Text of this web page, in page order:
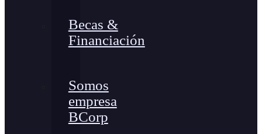
Becas &
Financiación
Somos
empresa
BCorp